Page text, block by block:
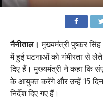
नैनीताल। मुख्यमंत्री पुष्कर
में हुई घटनाओं को गंभीरता से लेते
दिए हैं। मुख्यमंत्री ने कहा कि
के आयुक्त करेंगे और उन्हें 15
निर्देश दिए गए हैं।